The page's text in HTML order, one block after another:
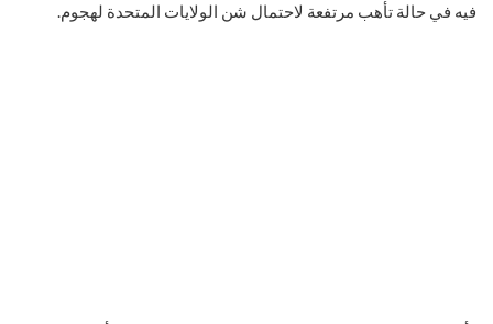
فيه في حالة تأهب مرتفعة لاحتمال شن الولايات المتحدة لهجوم.